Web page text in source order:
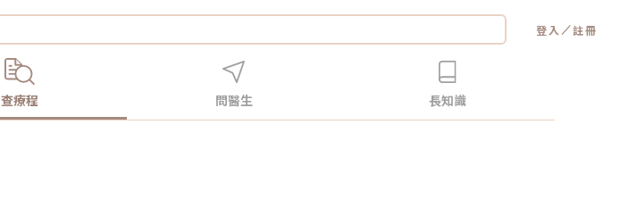
登入 ／註冊
查療程 問醫生 長知識